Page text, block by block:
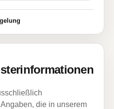
die in unserem